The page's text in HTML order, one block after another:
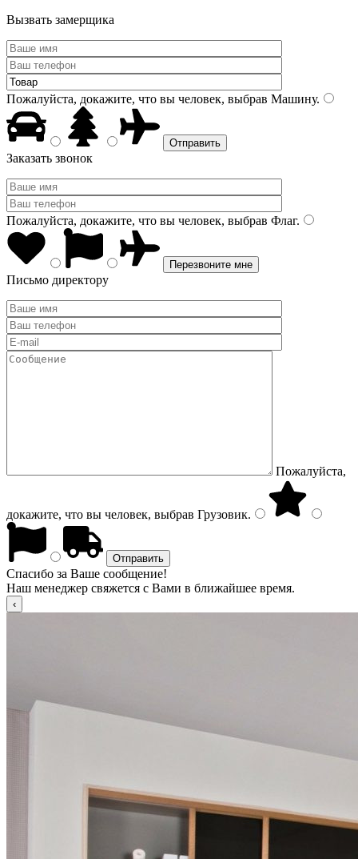
Вызвать замерщика
Пожалуйста, докажите, что вы человек, выбрав Машину.
Заказать звонок
Пожалуйста, докажите, что вы человек, выбрав Флаг.
Письмо директору
Пожалуйста,
докажите, что вы человек, выбрав Грузовик.
Спасибо за Ваше сообщение!
Наш менеджер свяжется с Вами в ближайшее время.